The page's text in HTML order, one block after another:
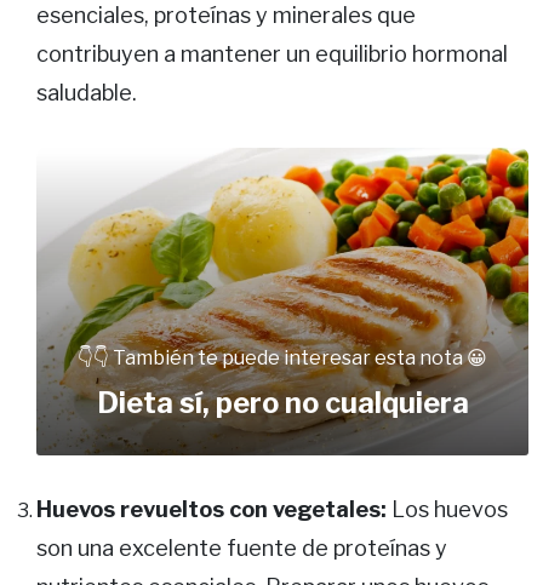
esenciales, proteínas y minerales que
contribuyen a mantener un equilibrio hormonal
saludable.
👇👇 También te puede interesar esta nota 😀
Dieta sí, pero no cualquiera
Huevos revueltos con vegetales: Los huevos
son una excelente fuente de proteínas y